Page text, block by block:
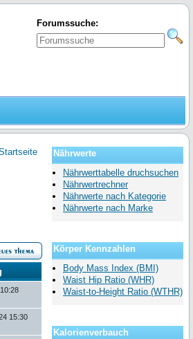
Forumssuche:
15:30
Nährwerte
Nährwerttabelle druchsuchen
Nährwertrechner
Nährwerte nach Kategorie
Nährwerte nach Marke
Körper Kennzahlen
Body Mass Index (BMI)
Waist Hip Ratio (WHR)
Waist-to-Height Ratio (WTHR)
Kalorienverbauch